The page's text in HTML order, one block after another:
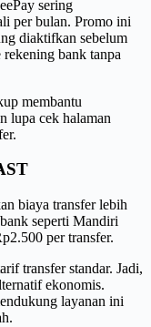
sering
per bulan. Promo ini
diaktifkan sebelum
bank tanpa
membantu
lupa cek halaman
biaya transfer lebih
seperti Mandiri
per transfer.
transfer standar. Jadi,
ekonomis.
layanan ini